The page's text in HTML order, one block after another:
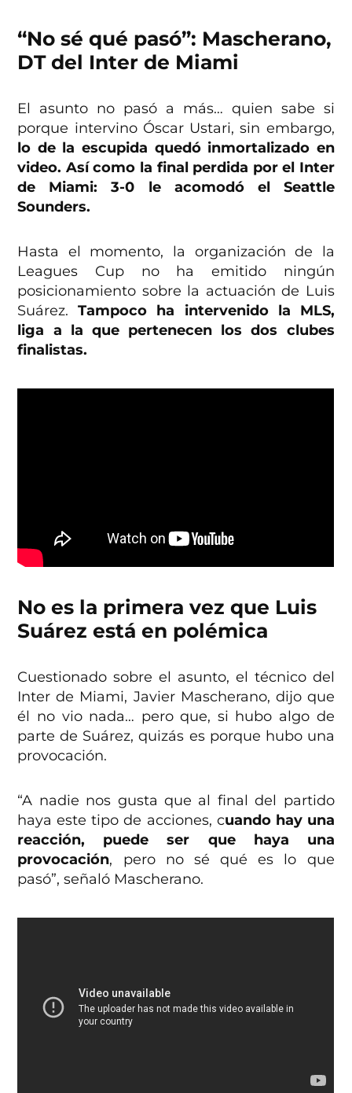
“No sé qué pasó”: Mascherano,
DT del Inter de Miami
El asunto no pasó a más… quien sabe si
porque intervino Óscar Ustari, sin embargo,
lo de la escupida quedó inmortalizado en
video. Así como la final perdida por el Inter
de Miami: 3-0 le acomodó el Seattle
Sounders.
Hasta el momento, la organización de la
Leagues Cup no ha emitido ningún
posicionamiento sobre la actuación de Luis
Suárez.Tampoco ha intervenido la MLS,
liga a la que pertenecen los dos clubes
finalistas.
No es la primera vez que Luis
Suárez está en polémica
Cuestionado sobre el asunto, el técnico del
Inter de Miami, Javier Mascherano, dijo que
él no vio nada… pero que, si hubo algo de
parte de Suárez, quizás es porque hubo una
provocación.
“A nadie nos gusta que al final del partido
haya este tipo de acciones, cuando hay una
reacción, puede ser que haya una
provocación, pero no sé qué es lo que
pasó”, señaló Mascherano.